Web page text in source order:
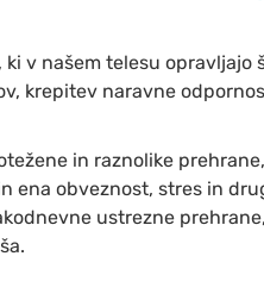
ki v našem telesu opravljajo
krepitev naravne
in raznolike
ena obveznost, stres in
ustrezne